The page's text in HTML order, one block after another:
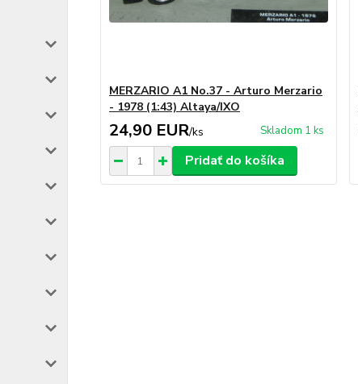
MERZARIO A1 No.37 - Arturo Merzario
- 1978 (1:43) Altaya/IXO
24,90 EUR/ks Skladom 1 ks
Pridať do košíka